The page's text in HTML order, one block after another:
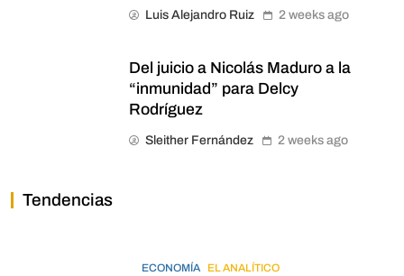
Luis Alejandro Ruiz 2 weeks ago
Del juicio a Nicolás Maduro a la
“inmunidad” para Delcy
Rodríguez
Sleither Fernández 2 weeks ago
Tendencias
ECONOMÍA EL ANALÍTICO